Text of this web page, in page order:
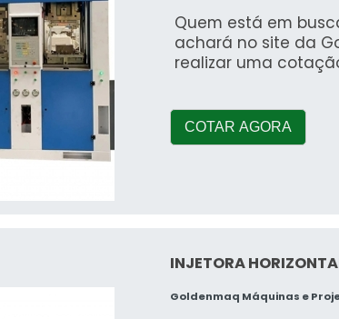
Quem está em
achará no site da
realizar uma
COTAR AGORA
INJETORA
Goldenmaq Máquinas e